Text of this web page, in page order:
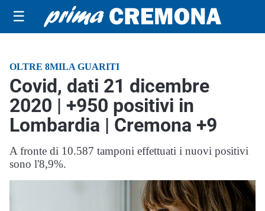
☰
OLTRE 8MILA GUARITI
Covid, dati 21 dicembre
2020 | +950 positivi in
Lombardia | Cremona +9
A fronte di 10.587 tamponi effettuati i nuovi positivi
sono l'8,9%.